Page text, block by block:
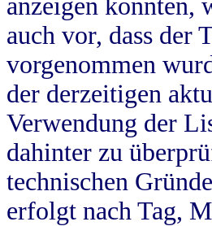
anzeigen konnten,
auch vor, dass der
vorgenommen
der derzeitigen
Verwendung der
dahinter zu
technischen
erfolgt nach Tag,